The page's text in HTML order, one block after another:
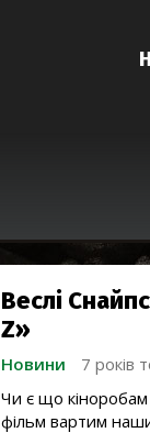
Веслі
Z»
Новини
7 років
Чи є що кіноробам
фільм вартим